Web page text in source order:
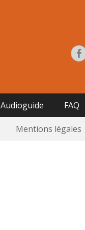
Audioguide FAQ
Mentions légales